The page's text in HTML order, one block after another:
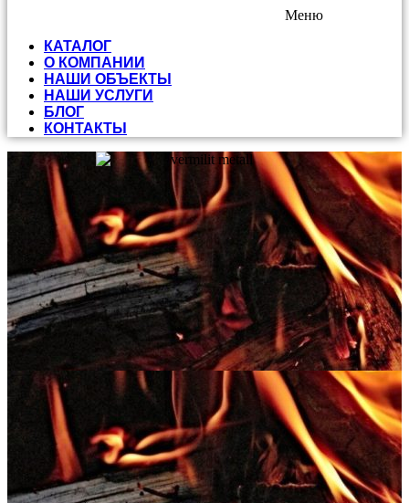
Меню
КАТАЛОГ
О КОМПАНИИ
НАШИ ОБЪЕКТЫ
НАШИ УСЛУГИ
БЛОГ
КОНТАКТЫ